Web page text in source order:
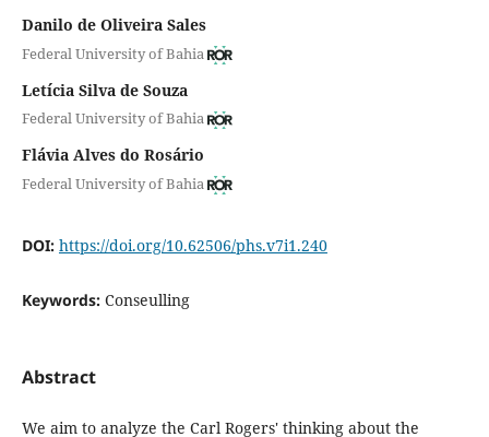
Danilo de Oliveira Sales
Federal University of Bahia
Letícia Silva de Souza
Federal University of Bahia
Flávia Alves do Rosário
Federal University of Bahia
DOI: https://doi.org/10.62506/phs.v7i1.240
Keywords: Conseulling
Abstract
We aim to analyze the Carl Rogers' thinking about the